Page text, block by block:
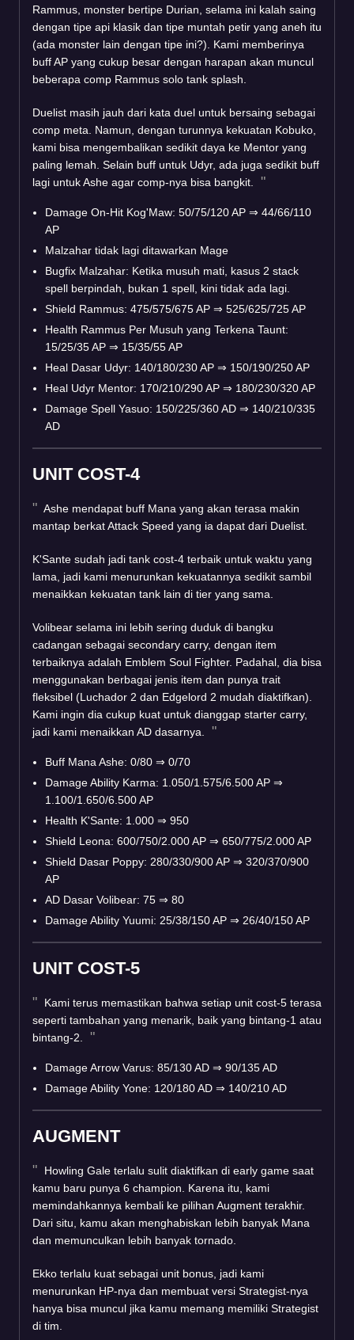
Rammus, monster bertipe Durian, selama ini kalah saing
dengan tipe api klasik dan tipe muntah petir yang aneh itu
(ada monster lain dengan tipe ini?). Kami memberinya
buff AP yang cukup besar dengan harapan akan muncul
beberapa comp Rammus solo tank splash.
Duelist masih jauh dari kata duel untuk bersaing sebagai
comp meta. Namun, dengan turunnya kekuatan Kobuko,
kami bisa mengembalikan sedikit daya ke Mentor yang
paling lemah. Selain buff untuk Udyr, ada juga sedikit buff
lagi untuk Ashe agar comp-nya bisa bangkit.
Damage On-Hit Kog'Maw: 50/75/120 AP ⇒ 44/66/110
AP
Malzahar tidak lagi ditawarkan Mage
Bugfix Malzahar: Ketika musuh mati, kasus 2 stack
spell berpindah, bukan 1 spell, kini tidak ada lagi.
Shield Rammus: 475/575/675 AP ⇒ 525/625/725 AP
Health Rammus Per Musuh yang Terkena Taunt:
15/25/35 AP ⇒ 15/35/55 AP
Heal Dasar Udyr: 140/180/230 AP ⇒ 150/190/250 AP
Heal Udyr Mentor: 170/210/290 AP ⇒ 180/230/320 AP
Damage Spell Yasuo: 150/225/360 AD ⇒ 140/210/335
AD
UNIT COST-4
Ashe mendapat buff Mana yang akan terasa makin
mantap berkat Attack Speed yang ia dapat dari Duelist.
K'Sante sudah jadi tank cost-4 terbaik untuk waktu yang
lama, jadi kami menurunkan kekuatannya sedikit sambil
menaikkan kekuatan tank lain di tier yang sama.
Volibear selama ini lebih sering duduk di bangku
cadangan sebagai secondary carry, dengan item
terbaiknya adalah Emblem Soul Fighter. Padahal, dia bisa
menggunakan berbagai jenis item dan punya trait
fleksibel (Luchador 2 dan Edgelord 2 mudah diaktifkan).
Kami ingin dia cukup kuat untuk dianggap starter carry,
jadi kami menaikkan AD dasarnya.
Buff Mana Ashe: 0/80 ⇒ 0/70
Damage Ability Karma: 1.050/1.575/6.500 AP ⇒
1.100/1.650/6.500 AP
Health K'Sante: 1.000 ⇒ 950
Shield Leona: 600/750/2.000 AP ⇒ 650/775/2.000 AP
Shield Dasar Poppy: 280/330/900 AP ⇒ 320/370/900
AP
AD Dasar Volibear: 75 ⇒ 80
Damage Ability Yuumi: 25/38/150 AP ⇒ 26/40/150 AP
UNIT COST-5
Kami terus memastikan bahwa setiap unit cost-5 terasa
seperti tambahan yang menarik, baik yang bintang-1 atau
bintang-2.
Damage Arrow Varus: 85/130 AD ⇒ 90/135 AD
Damage Ability Yone: 120/180 AD ⇒ 140/210 AD
AUGMENT
Howling Gale terlalu sulit diaktifkan di early game saat
kamu baru punya 6 champion. Karena itu, kami
memindahkannya kembali ke pilihan Augment terakhir.
Dari situ, kamu akan menghabiskan lebih banyak Mana
dan memunculkan lebih banyak tornado.
Ekko terlalu kuat sebagai unit bonus, jadi kami
menurunkan HP-nya dan membuat versi Strategist-nya
hanya bisa muncul jika kamu memang memiliki Strategist
di tim.